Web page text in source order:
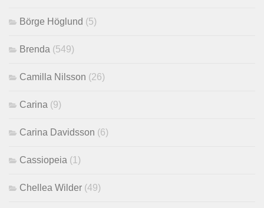
Börge Höglund (5)
Brenda (549)
Camilla Nilsson (26)
Carina (9)
Carina Davidsson (6)
Cassiopeia (1)
Chellea Wilder (49)